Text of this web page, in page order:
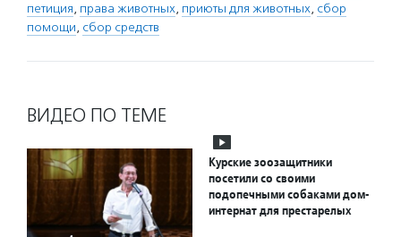
петиция, права животных, приюты для животных, сбор
помощи, сбор средств
ВИДЕО ПО ТЕМЕ
Курские зоозащитники
посетили со своими
подопечными собаками дом-
интернат для престарелых